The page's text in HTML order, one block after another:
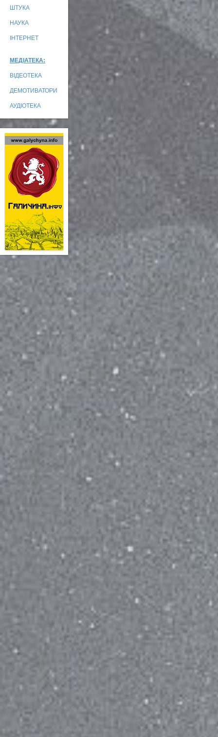
ШТУКА
НАУКА
ІНТЕРНЕТ
МЕДІАТЕКА:
ВІДЕОТЕКА
ДЕМОТИВАТОРИ
АУДІОТЕКА